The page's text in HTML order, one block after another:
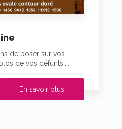
de poser sur vos
de vos défunts....
En savoir plus